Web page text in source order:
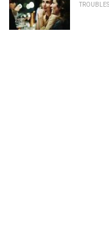
TROUBLES